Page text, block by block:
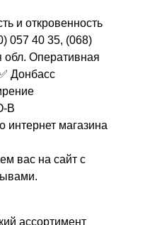
и откровенность
057 40 35, (068)
обл. Оперативная
Донбасс
В
интернет магазина
вас на сайт с
ассортимент